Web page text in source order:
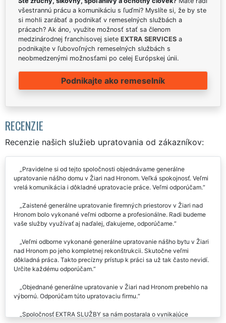
všestrannú prácu a komunikáciu s ľuďmi? Myslíte si, že by ste
si mohli zarábať a podnikať v remeselných službách a
prácach? Ak áno, využite možnosť stať sa členom
medzinárodnej franchisovej siete EXTRA SERVICES a
podnikajte v ľubovoľných remeselných službách s
neobmedzenými možnosťami po celej Európskej únii.
Podnikajte ako remeselník
RECENZIE
Recenzie našich služieb upratovania od zákazníkov:
Pravidelne si od tejto spoločnosti objednávame generálne
upratovanie nášho domu v Žiari nad Hronom. Veľká spokojnosť. Veľmi
vrelá komunikácia i dôkladné upratovacie práce. Veľmi odporúčam.
Zaistené generálne upratovanie firemných priestorov v Žiari nad
Hronom bolo vykonané veľmi odborne a profesionálne. Radi budeme
vaše služby využívať aj naďalej, ďakujeme, odporúčame.
Veľmi odborne vykonané generálne upratovanie nášho bytu v Žiari
nad Hronom po jeho kompletnej rekonštrukcii. Skutočne veľmi
dôkladná práca. Takto precízny prístup k práci sa už tak často nevidí.
Určite každému odporúčam.
Objednané generálne upratovanie v Žiari nad Hronom prebehlo na
výbornú. Odporúčam túto upratovaciu firmu.
Spoločnosť EXTRA SLUŽBY sa nám postarala o vynikajúce